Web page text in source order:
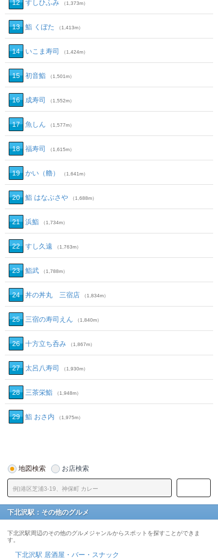
12 すしひふみ （1,373m）
13 鮨 くぼた （1,413m）
14 いこま寿司 （1,424m）
15 初音鮨 （1,501m）
16 成寿司 （1,552m）
17 魚しん （1,577m）
18 福寿司 （1,615m）
19 かい（艪） （1,641m）
20 鮨 はなぶさや （1,688m）
21 浜鮨 （1,734m）
22 すし久遠 （1,763m）
23 鮨武 （1,788m）
24 丼の丼丸 三宿店 （1,834m）
25 三宿の寿司えん （1,840m）
26 十方立ち呑み （1,867m）
27 太呂八寿司 （1,930m）
28 三茶栄鮨 （1,948m）
29 鮨 おさ内 （1,975m）
地図検索 お店検索
下北沢駅：その他のグルメ
下北沢駅周辺のその他のグルメジャンルからスポットを探すことができま
す。
下北沢駅 居酒屋・バー・スナック